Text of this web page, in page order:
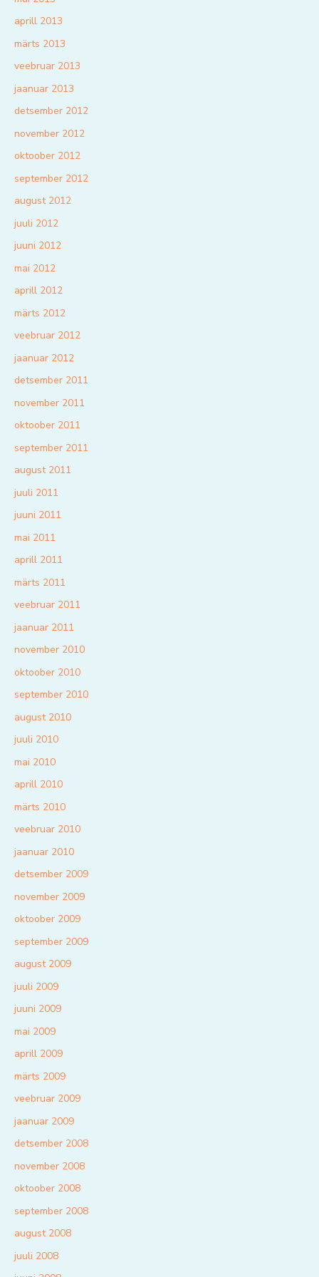
aprill 2013
märts 2013
veebruar 2013
jaanuar 2013
detsember 2012
november 2012
oktoober 2012
september 2012
august 2012
juuli 2012
juuni 2012
mai 2012
aprill 2012
märts 2012
veebruar 2012
jaanuar 2012
detsember 2011
november 2011
oktoober 2011
september 2011
august 2011
juuli 2011
juuni 2011
mai 2011
aprill 2011
märts 2011
veebruar 2011
jaanuar 2011
november 2010
oktoober 2010
september 2010
august 2010
juuli 2010
mai 2010
aprill 2010
märts 2010
veebruar 2010
jaanuar 2010
detsember 2009
november 2009
oktoober 2009
september 2009
august 2009
juuli 2009
juuni 2009
mai 2009
aprill 2009
märts 2009
veebruar 2009
jaanuar 2009
detsember 2008
november 2008
oktoober 2008
september 2008
august 2008
juuli 2008